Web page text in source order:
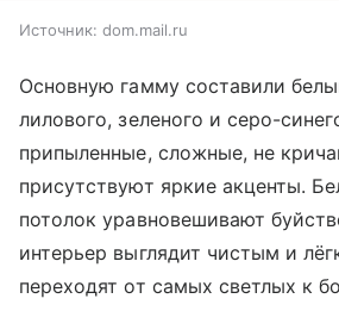
Источник: dom.mail.ru
Основную гамму составили
лилового, зеленого и серо-
припыленные, сложные, не
присутствуют яркие акценты.
потолок уравновешивают
интерьер выглядит чистым и
переходят от самых светлых к